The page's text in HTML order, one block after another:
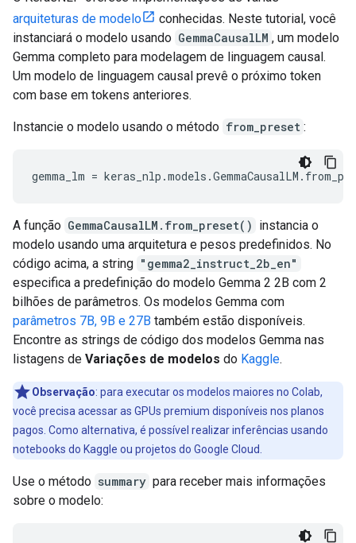
arquiteturas de modelo
conhecidas. Neste tutorial, você
instanciará o modelo usando GemmaCausalLM , um modelo
Gemma completo para modelagem de linguagem causal.
Um modelo de linguagem causal prevê o próximo token
com base em tokens anteriores.
Instancie o modelo usando o método from_preset :
A função GemmaCausalLM.from_preset() instancia o
modelo usando uma arquitetura e pesos predefinidos. No
código acima, a string "gemma2_instruct_2b_en"
especifica a predefinição do modelo Gemma 2 2B com 2
bilhões de parâmetros. Os modelos Gemma com
parâmetros 7B, 9B e 27B também estão disponíveis.
Encontre as strings de código dos modelos Gemma nas
listagens de Variações de modelos do Kaggle.
Observação: para executar os modelos maiores no Colab,
você precisa acessar as GPUs premium disponíveis nos planos
pagos. Como alternativa, é possível realizar inferências usando
notebooks do Kaggle ou projetos do Google Cloud.
Use o método summary para receber mais informações
sobre o modelo: